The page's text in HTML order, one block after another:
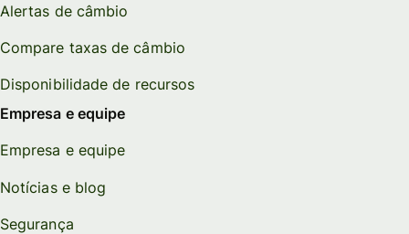
Alertas de câmbio
Compare taxas de câmbio
Disponibilidade de recursos
Empresa e equipe
Empresa e equipe
Notícias e blog
Segurança